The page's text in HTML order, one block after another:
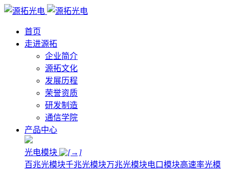
首页
走进源拓
企业简介
源拓文化
发展历程
荣誉资质
研发制造
通信学院
产品中心
光电模块
百兆光模块千兆光模块万兆光模块电口模块高速率光模